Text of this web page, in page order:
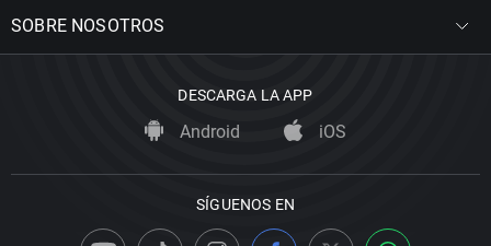
SOBRE NOSOTROS
DESCARGA LA APP
Android iOS
SÍGUENOS EN